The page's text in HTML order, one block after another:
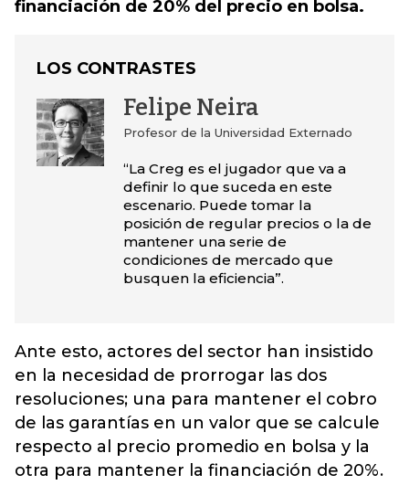
financiación de 20% del precio en bolsa.
LOS CONTRASTES
Felipe Neira
Profesor de la Universidad Externado
“La Creg es el jugador que va a
definir lo que suceda en este
escenario. Puede tomar la
posición de regular precios o la de
mantener una serie de
condiciones de mercado que
busquen la eficiencia”.
Ante esto, actores del sector han insistido
en la necesidad de prorrogar las dos
resoluciones; una para mantener el cobro
de las garantías en un valor que se calcule
respecto al precio promedio en bolsa y la
otra para mantener la financiación de 20%.